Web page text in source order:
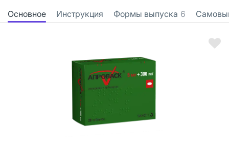
Основное Инструкция Формы выпуска 6